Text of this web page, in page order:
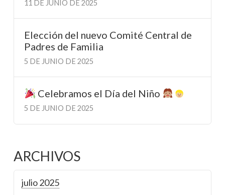
11 DE JUNIO DE 2025
Elección del nuevo Comité Central de
Padres de Familia
5 DE JUNIO DE 2025
Celebramos el Día del Niño
5 DE JUNIO DE 2025
ARCHIVOS
julio 2025